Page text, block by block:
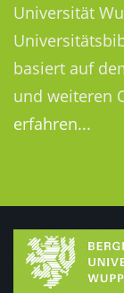
Universität
basiert auf
und weiteren
erfahren...